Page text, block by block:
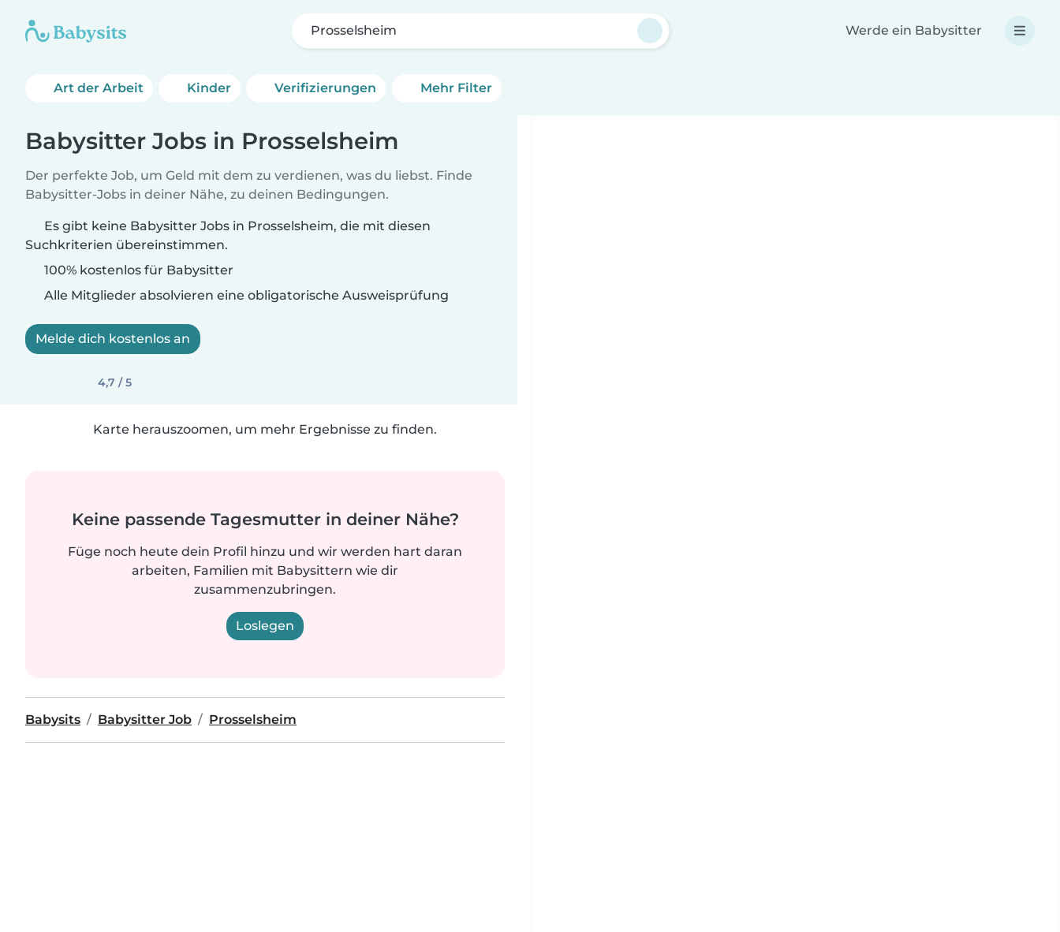
Prosselsheim Werde ein Babysitter
Art der Arbeit Kinder Verifizierungen Mehr Filter
Babysitter Jobs in Prosselsheim
Der perfekte Job, um Geld mit dem zu verdienen, was du liebst. Finde
Babysitter-Jobs in deiner Nähe, zu deinen Bedingungen.
Es gibt keine Babysitter Jobs in Prosselsheim, die mit diesen
Suchkriterien übereinstimmen.
100% kostenlos für Babysitter
Alle Mitglieder absolvieren eine obligatorische Ausweisprüfung
Melde dich kostenlos an
4,7 / 5
Karte herauszoomen, um mehr Ergebnisse zu finden.
Keine passende Tagesmutter in deiner Nähe?
Füge noch heute dein Profil hinzu und wir werden hart daran
arbeiten, Familien mit Babysittern wie dir
zusammenzubringen.
Loslegen
Babysits Babysitter Job Prosselsheim